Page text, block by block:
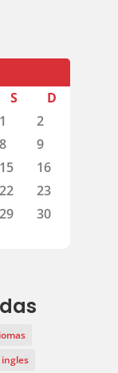
S
D
1
2
8
9
15
16
22
23
29
30